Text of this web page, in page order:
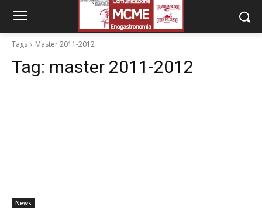
Tags Master 2011-2012
Tag: master 2011-2012
News